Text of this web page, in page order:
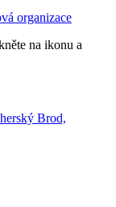
organizace
na ikonu a
Brod,